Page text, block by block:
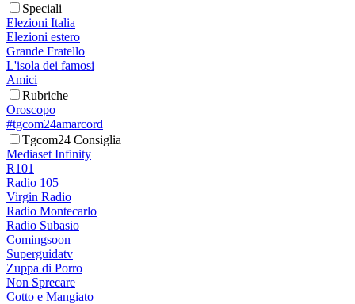
Speciali
Elezioni Italia
Elezioni estero
Grande Fratello
L'isola dei famosi
Amici
Rubriche
Oroscopo
#tgcom24amarcord
Tgcom24 Consiglia
Mediaset Infinity
R101
Radio 105
Virgin Radio
Radio Montecarlo
Radio Subasio
Comingsoon
Superguidatv
Zuppa di Porro
Non Sprecare
Cotto e Mangiato